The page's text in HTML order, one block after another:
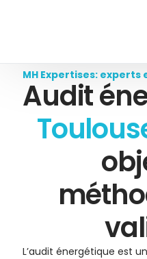
MH Expertises:
Audit
L’audit énergétique est